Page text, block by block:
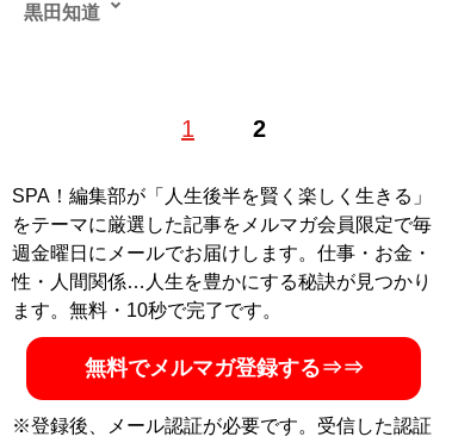
1 2
黒田知道
SPA！編集部が「人生後半を賢く楽しく生きる」
をテーマに厳選した記事をメルマガ会員限定で毎
週金曜日にメールでお届けします。仕事・お金・
性・人間関係…人生を豊かにする秘訣が見つかり
ます。無料・10秒で完了です。
無料でメルマガ登録する⇒⇒
※登録後、メール認証が必要です。受信した認証